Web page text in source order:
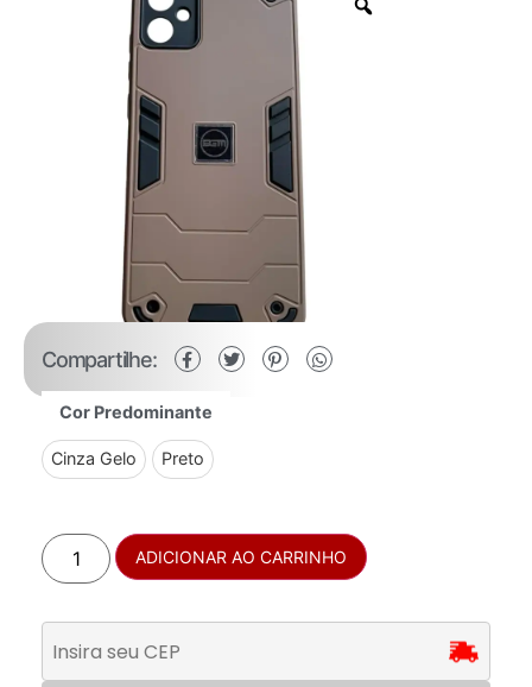
Compartilhe:
Cor Predominante
Cinza Gelo Preto
ADICIONAR AO CARRINHO